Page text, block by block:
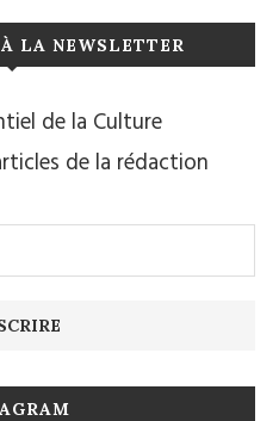
LA NEWSLETTER
de la Culture
de la rédaction